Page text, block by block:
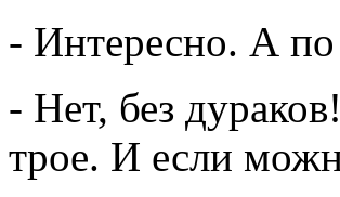
- Интересно. А по
- Нет, без
трое. И если